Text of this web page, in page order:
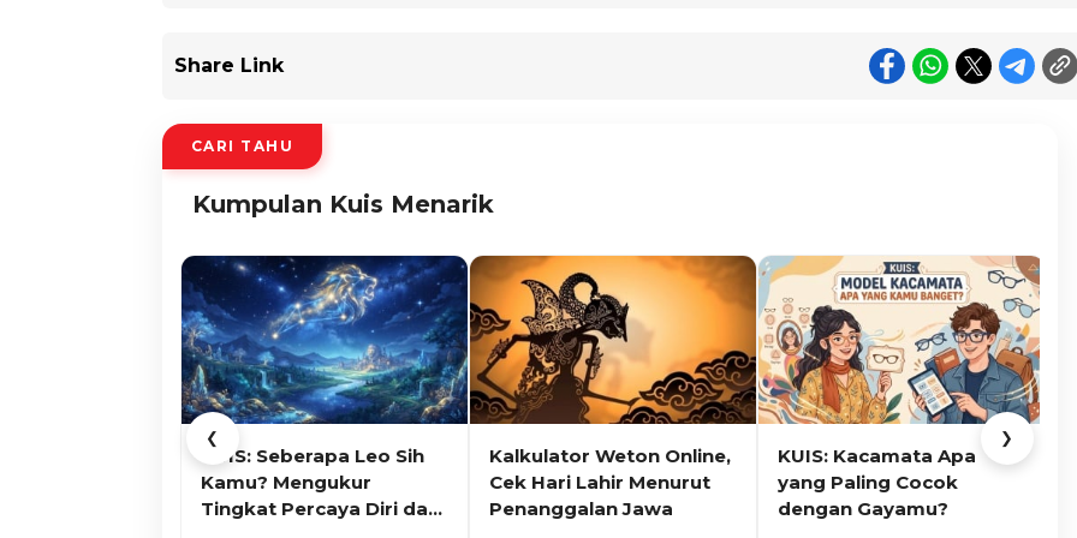
Share Link
CARI TAHU
Kumpulan Kuis Menarik
❮
KUIS: Seberapa Leo Sih
Kamu? Mengukur
Tingkat Percaya Diri dan
Kalkulator Weton Online,
Cek Hari Lahir Menurut
Penanggalan Jawa
KUIS: Kacamata Apa
yang Paling Cocok
dengan Gayamu?
❯